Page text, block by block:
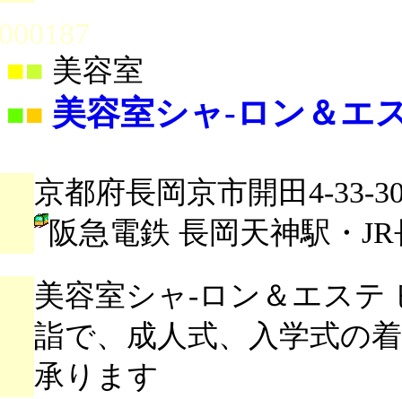
■ 美容室
■■ 美容室シャ-ロン＆エ
京都府長岡京市開田4-33-
阪急電鉄 長岡天神駅・
美容室シャ-ロン＆エステ
詣で、成人式、入学式の
承ります